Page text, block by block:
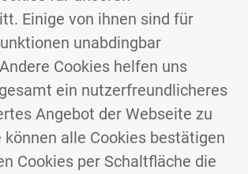
am Wohn- und Arbeitsplatz.
und koordinieren sämtliche
für Innen- und
sowie Installationen und
Einige von ihnen sind für
unabdingbar
Cookies helfen uns
ein nutzerfreundlicheres
Angebot der Webseite zu
können alle Cookies bestätigen
Cookies per Schaltfläche die